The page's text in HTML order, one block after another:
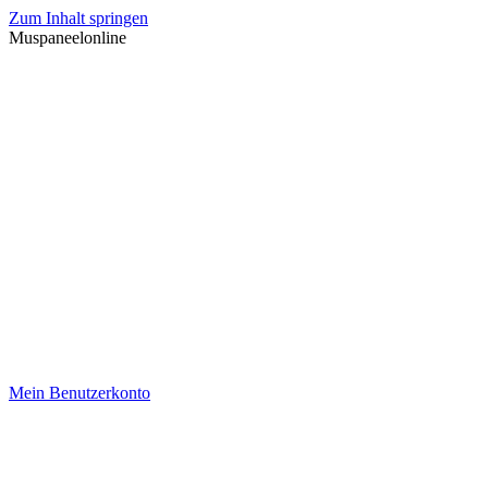
Zum Inhalt springen
Muspaneelonline
Mein Benutzerkonto